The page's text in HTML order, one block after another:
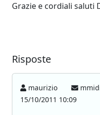
Grazie e cordiali saluti
Risposte
maurizio
15/10/2011 10:09